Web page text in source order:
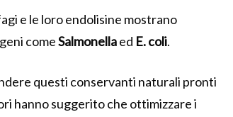
e le loro endolisine mostrano
comeSalmonellaed E. coli.
questi conservanti naturali pronti
hanno suggerito che ottimizzare i